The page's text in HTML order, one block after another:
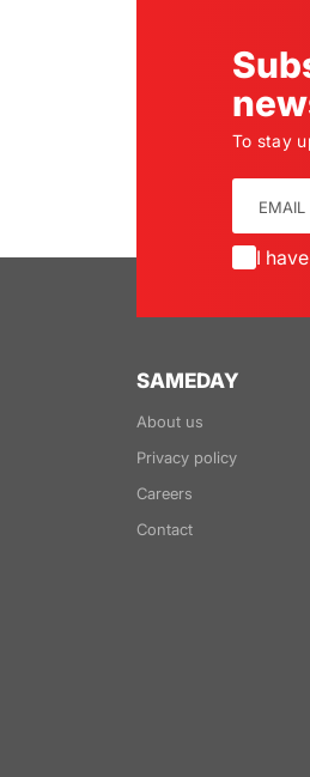
To stay
I
SAMEDAY
About us
Privacy policy
Careers
Contact